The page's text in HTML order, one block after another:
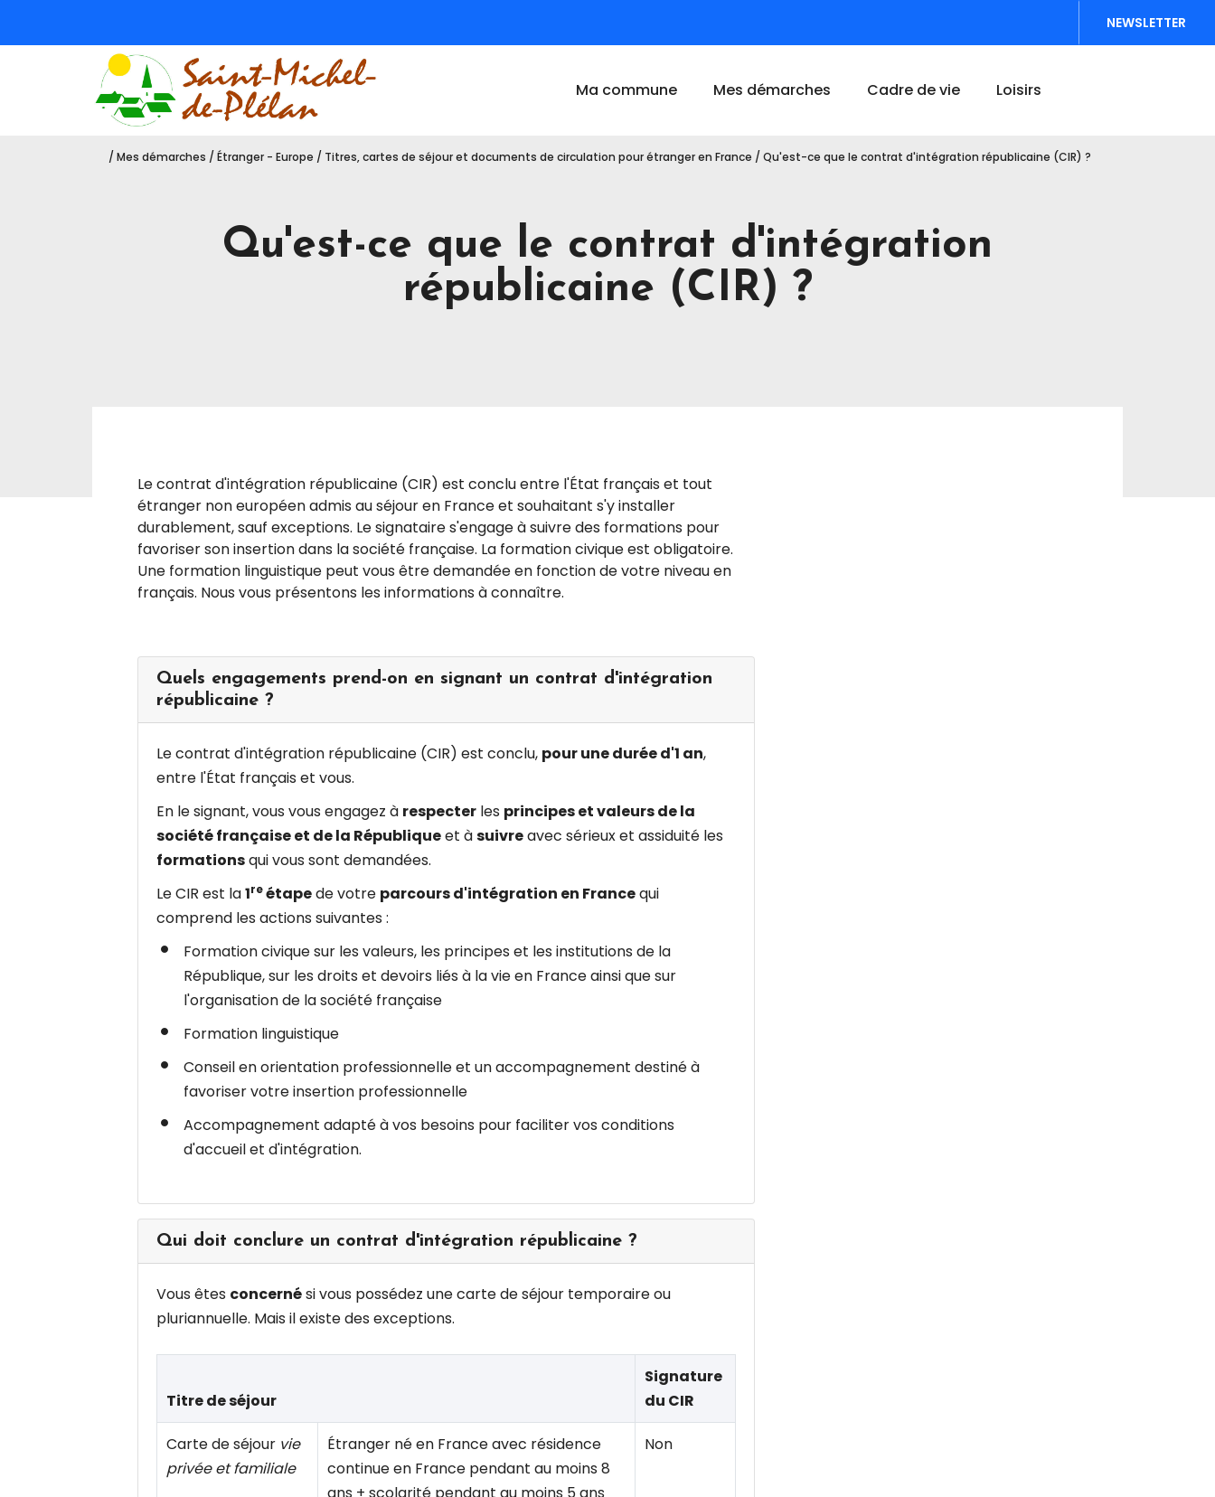
NEWSLETTER
Ma commune Mes démarches Cadre de vie Loisirs
/ Mes démarches / Étranger - Europe / Titres, cartes de séjour et documents de circulation pour étranger en France / Qu'est-ce que le contrat d'intégration républicaine (CIR) ?
Qu'est-ce que le contrat d'intégration
républicaine (CIR) ?
Le contrat d'intégration républicaine (CIR) est conclu entre l'État français et tout
étranger non européen admis au séjour en France et souhaitant s'y installer
durablement, sauf exceptions. Le signataire s'engage à suivre des formations pour
favoriser son insertion dans la société française. La formation civique est obligatoire.
Une formation linguistique peut vous être demandée en fonction de votre niveau en
français. Nous vous présentons les informations à connaître.
Quels engagements prend-on en signant un contrat d'intégration
républicaine ?
Le contrat d'intégration républicaine (CIR) est conclu, pour une durée d'1 an,
entre l'État français et vous.
En le signant, vous vous engagez à respecter les principes et valeurs de la
société française et de la Républiqueet àsuivreavec sérieux et assiduité les
formationsqui vous sont demandées.
Le CIR est la1reétapede votre parcours d'intégration en Francequi
comprend les actions suivantes :
Formation civique sur les valeurs, les principes et les institutions de la
République, sur les droits et devoirs liés à la vie en France ainsi que sur
l'organisation de la société française
Formation linguistique
Conseil en orientation professionnelle et un accompagnement destiné à
favoriser votre insertion professionnelle
Accompagnement adapté à vos besoins pour faciliter vos conditions
d'accueil et d'intégration.
Qui doit conclure un contrat d'intégration républicaine ?
Vous êtes concernési vous possédez une carte de séjour temporaire ou
pluriannuelle. Mais il existe des exceptions.
Titre de séjour
Signature
du CIR
Carte de séjour vie
privée et familiale
Étranger né en France avec résidence
continue en France pendant au moins 8
Non